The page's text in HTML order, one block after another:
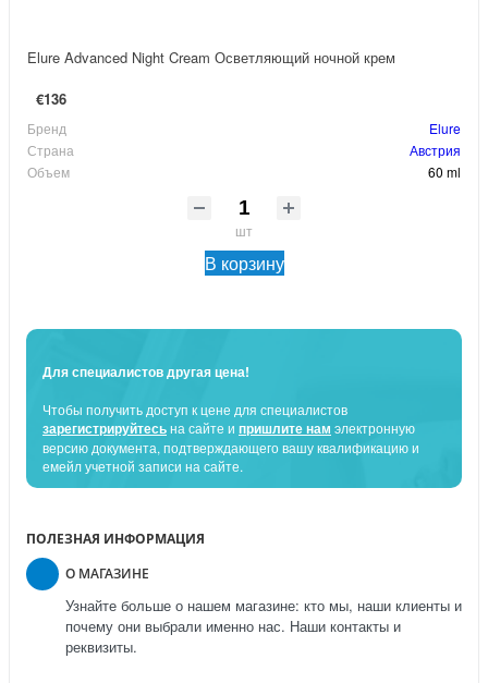
Elure Advanced Night Cream Осветляющий ночной крем
€136
Бренд
Elure
Страна
Австрия
Объем
60 ml
шт
В корзину
Для специалистов другая цена!
Чтобы получить доступ к цене для специалистов
зарегистрируйтесьна сайте и пришлите нам электронную
версию документа, подтверждающего вашу квалификацию и
емейл учетной записи на сайте.
ПОЛЕЗНАЯ ИНФОРМАЦИЯ
О МАГАЗИНЕ
Узнайте больше о нашем магазине: кто мы, наши клиенты и
почему они выбрали именно нас. Наши контакты и
реквизиты.